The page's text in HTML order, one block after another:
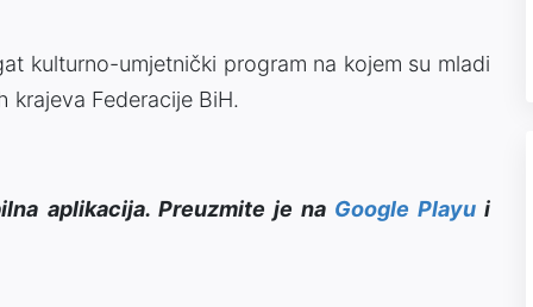
kulturno-umjetnički program na kojem su mladi
krajeva Federacije BiH.
aplikacija. Preuzmite je na Google Playui